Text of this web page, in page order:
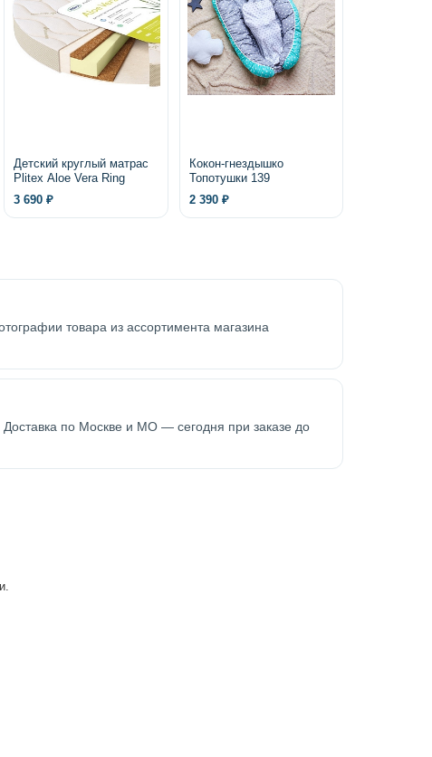
Детский круглый матрас
Plitex Aloe Vera Ring
3 690 ₽
Кокон-гнездышко
Топотушки 139
2 390 ₽
товара из ассортимента магазина
по Москве и МО — сегодня при заказе до